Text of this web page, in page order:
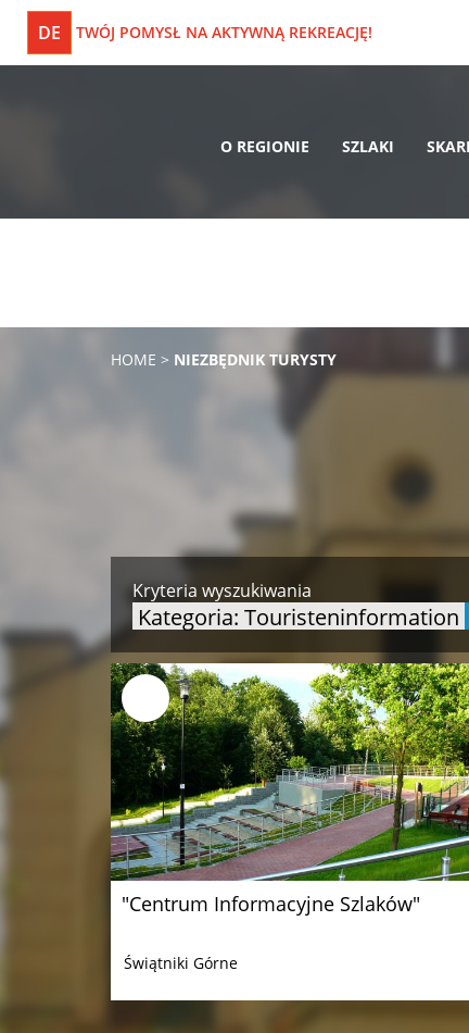
DE TWÓJ POMYSŁ NA AKTYWNĄ REKREACJĘ!
O REGIONIE SZLAKI
HOME > NIEZBĘDNIK TURYSTY
Kryteria wyszukiwania
Kategoria: Touristeninformation
"Centrum Informacyjne Szlaków"
Świątniki Górne